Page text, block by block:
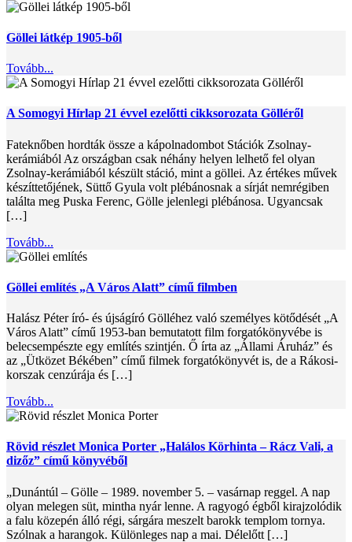
Göllei látkép 1905-ből
Tovább...
A Somogyi Hírlap 21 évvel ezelőtti cikksorozata Gölléről
Fateknőben hordták össze a kápolnadombot Stációk Zsolnay-
kerámiából Az országban csak néhány helyen lelhető fel olyan
Zsolnay-kerámiából ké­szült stáció, mint a göllei. Az értékes művek
készít­tetőjének, Süttő Gyula volt plébánosnak a sírját nem­régiben
találta meg Puska Ferenc, Gölle jelenlegi plé­bánosa. Ugyancsak
[…]
Tovább...
Göllei említés „A Város Alatt” című filmben
Halász Péter író- és újságíró Gölléhez való személyes kötődését „A
Város Alatt” című 1953-ban bemutatott film forgatókönyvébe is
belecsempészte egy említés szintjén. Ő írta az „Állami Áruház” és
az „Ütközet Békében” című filmek forgatókönyvét is, de a Rákosi-
korszak cenzúrája és […]
Tovább...
Rövid részlet Monica Porter „Halálos Körhinta – Rácz Vali, a
dizőz” című könyvéből
„Dunántúl – Gölle – 1989. november 5. – vasárnap reggel. A nap
olyan melegen süt, mintha nyár lenne. A ragyogó égből kirajzolódik
a falu közepén álló régi, sárgára meszelt barokk templom tornya.
Szólnak a harangok. Különleges nap a mai. Délelőtt […]